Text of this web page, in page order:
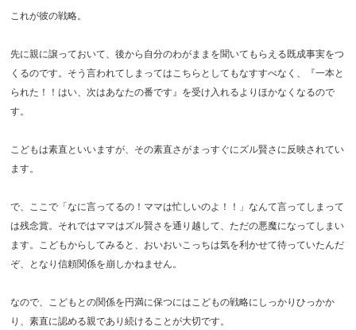
これが彼の戦略。
先に親に譲っておいて、後から自分のわがままを聞いてもらえる既成事実をつ
くるのです。そう言われてしまってはこちらとしてもなすすべなく、『一本と
られた！！はい、次はあなたの番です』を受け入れるよりほかなくなるので
す。
こどもは素直といいますが、その素直さがまっすぐにズル賢さに反映されてい
ます。
で、ここで「なに言ってるの！ママは忙しいのよ！！」なんて言ってしまって
は残念賞。それではママはズル賢さを通り越して、ただの悪魔になってしまい
ます。こどもからしてみると、おいおいこっちは気を利かせて待っていたんだ
ぞ、となり信頼関係を崩しかねません。
なので、こどもとの関係を円満に保つにはこどもの戦略にしっかりひっかか
り、素直に認める親であり続けることが大切です。